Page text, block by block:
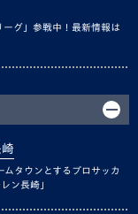
グ」参戦中！最新情報は
ムタウンとするプロサッカ
ン長崎」